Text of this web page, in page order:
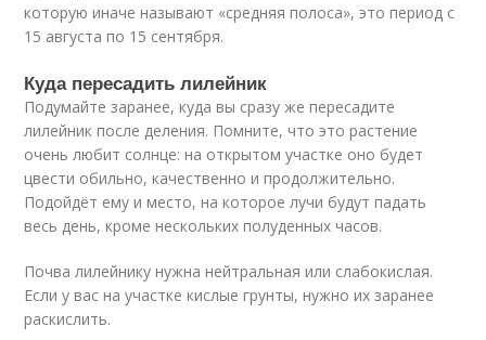
которую иначе называют «средняя полоса», это период с
15 августа по 15 сентября.
Куда пересадить лилейник
Подумайте заранее, куда вы сразу же пересадите
лилейник после деления. Помните, что это растение
очень любит солнце: на открытом участке оно будет
цвести обильно, качественно и продолжительно.
Подойдёт ему и место, на которое лучи будут падать
весь день, кроме нескольких полуденных часов.
Почва лилейнику нужна нейтральная или слабокислая.
Если у вас на участке кислые грунты, нужно их заранее
раскислить.